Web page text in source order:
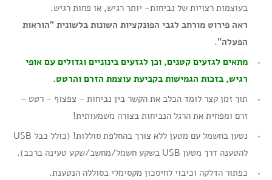
בעוצמות רצויות של נביחות- יותר רגיש, או פחות רגיש.
ראה פירוט מורחב לגבי הפונקציות השונות בלשונית "הוראות
הפעלה".
מתאים לגזעים קטנים, וכן לגזעים בינוניים וגדולים עם אופי
רגיש, בזכות הגמישות בקביעת עוצמת הזרם והרטט.
תוך זמן קצר לומד הכלב את הקשר בין נביחות – צפצוף – רטט –
זרם ומפחית את הרגל הנביחות בצורה משמעותית!
נטען בחשמל עם מטען ללא צורך בהחלפת סוללות! (כולל כבל USB
להטענה דרך מטען USB בשקע חשמל/מחשב/שקע טעינה ברכב).
כפתור הדלקה וכיבוי לחיסכון מקסימלי בסוללה הנטענת.